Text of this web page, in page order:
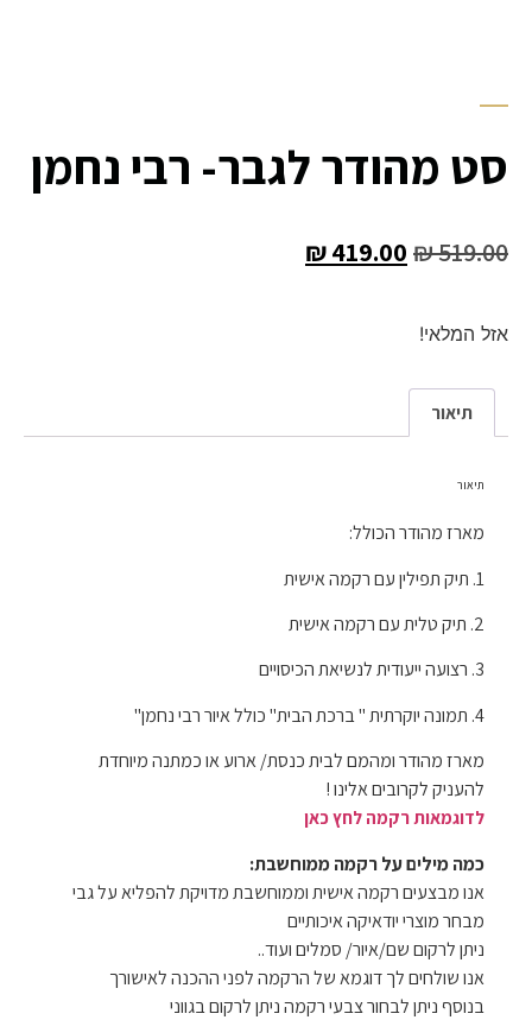
סט מהודר לגבר- רבי נחמן
₪519.00
₪419.00
אזל המלאי!
תיאור
תיאור
מארז מהודר הכולל:
1. תיק תפילין עם רקמה אישית
2. תיק טלית עם רקמה אישית
3. רצועה ייעודית לנשיאת הכיסויים
4. תמונה יוקרתית " ברכת הבית" כולל איור רבי נחמן"
מארז מהודר ומהמם לבית כנסת/ ארוע או כמתנה מיוחדת
להעניק לקרובים אלינו !
לדוגמאות רקמה לחץ כאן
כמה מילים על רקמה ממוחשבת:
אנו מבצעים רקמה אישית וממוחשבת מדויקת להפליא על גבי
מבחר מוצרי יודאיקה איכותיים
ניתן לרקום שם/איור/ סמלים ועוד..
אנו שולחים לך דוגמא של הרקמה לפני ההכנה לאישורך
בנוסף ניתן לבחור צבעי רקמה ניתן לרקום בגווני